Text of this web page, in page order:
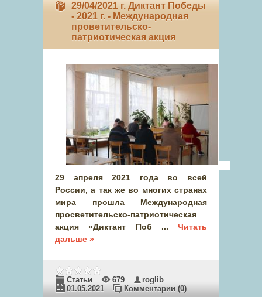
29/04/2021 г. Диктант Победы
- 2021 г. - Международная
проветительско-
патриотическая акция
29 апреля 2021 года во всей
России, а так же во многих странах
мира прошла Международная
просветительско-патриотическая
акция «Диктант Поб ... Читать
дальше »
Статьи 679
roglib
01.05.2021
Комментарии (0)